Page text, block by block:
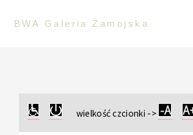
BWA Galeria Zamojska
wielkość czcionki ->